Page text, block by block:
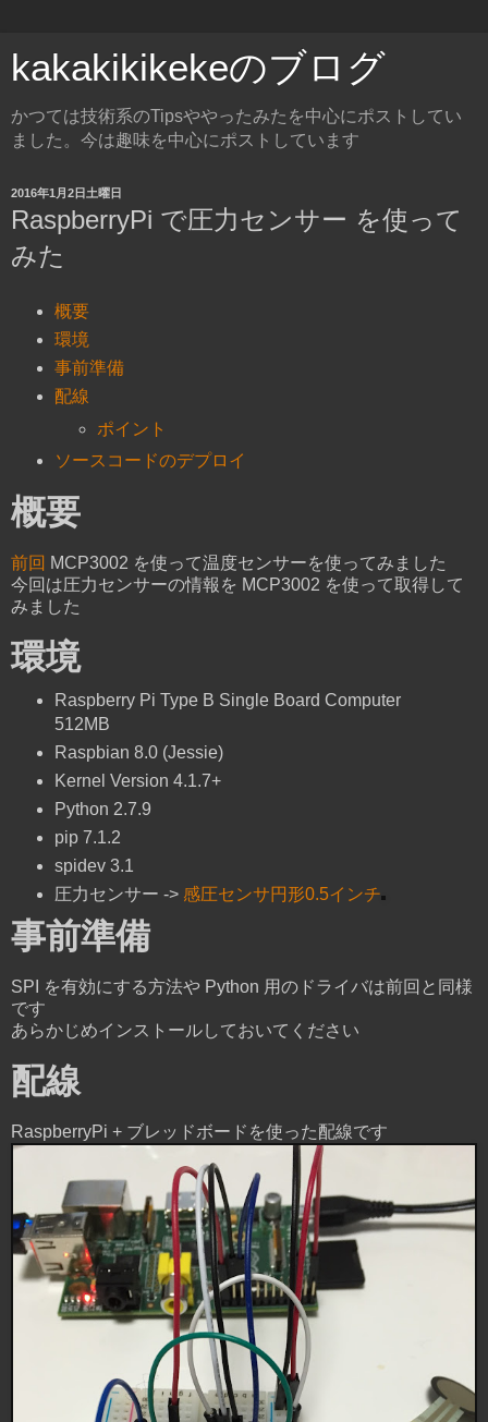
kakakikikekeのブログ
かつては技術系のTipsややったみたを中心にポストしてい
ました。今は趣味を中心にポストしています
2016年1月2日土曜日
RaspberryPi で圧力センサー を使って
みた
概要
環境
事前準備
配線
ポイント
ソースコードのデプロイ
概要
前回 MCP3002 を使って温度センサーを使ってみました
今回は圧力センサーの情報を MCP3002 を使って取得して
みました
環境
Raspberry Pi Type B Single Board Computer
512MB
Raspbian 8.0 (Jessie)
Kernel Version 4.1.7+
Python 2.7.9
pip 7.1.2
spidev 3.1
圧力センサー -> 感圧センサ円形0.5インチ
事前準備
SPI を有効にする方法や Python 用のドライバは前回と同様
です
あらかじめインストールしておいてください
配線
RaspberryPi + ブレッドボードを使った配線です